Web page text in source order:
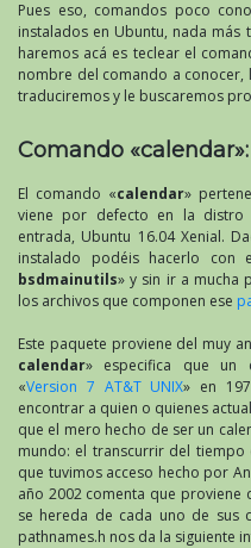
Pues eso, comandos poco
instalados en Ubuntu, nada
haremos acá es teclear el
nombre del comando a conocer,
traduciremos y le buscaremos
Comando «calendar»:
El comando «calendar»
viene por defecto en la distro
entrada, Ubuntu 16.04 Xenial.
instalado podéis hacerlo con
bsdmainutils» y sin ir a mucha
los archivos que componen ese
Este paquete proviene del muy
calendar» especifica que un
«Version 7 AT&T UNIX» en
encontrar a quien o quienes
que el mero hecho de ser un
mundo: el transcurrir del tiempo
que tuvimos acceso hecho por
año 2002 comenta que proviene
se hereda de cada uno de sus
pathnames.h nos da la siguiente